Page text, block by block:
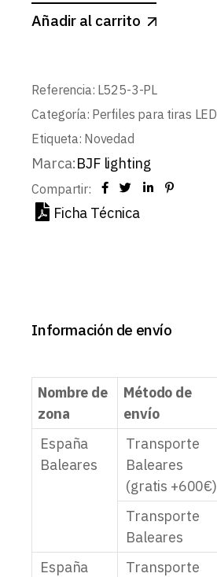
Añadir al carrito
Referencia: L525-3-PL
Categoría: Perfiles para tiras LED
Etiqueta: Novedad
Marca:BJF lighting
Compartir:
Ficha Técnica
Información de envío
Nombre de
zona
Método de
envío
España
Baleares
Transporte
Baleares
(gratis +600€)
Transporte
Baleares
España
Transporte